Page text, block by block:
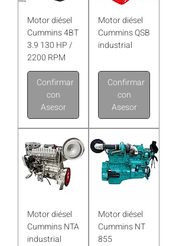
Motor diésel
Cummins 4BT
3.9 130 HP /
2200 RPM
Confirmar
con
Asesor
Motor diésel
Cummins QSB
industrial
Confirmar
con
Asesor
Motor diésel
Cummins NTA
industrial
Motor diésel
Cummins NT
855